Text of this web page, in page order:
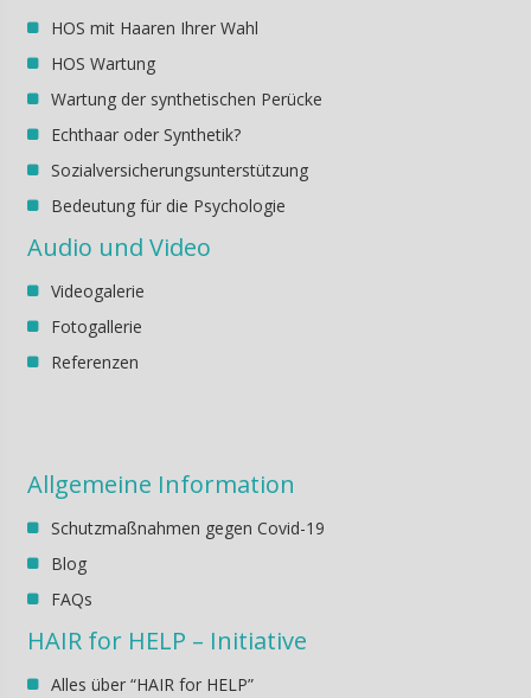
HOS mit Haaren Ihrer Wahl
HOS Wartung
Wartung der synthetischen Perücke
Echthaar oder Synthetik?
Sozialversicherungsunterstützung
Bedeutung für die Psychologie
Audio und Video
Videogalerie
Fotogallerie
Referenzen
Allgemeine Information
Schutzmaßnahmen gegen Covid-19
Blog
FAQs
HAIR for HELP – Initiative
Alles über “HAIR for HELP”